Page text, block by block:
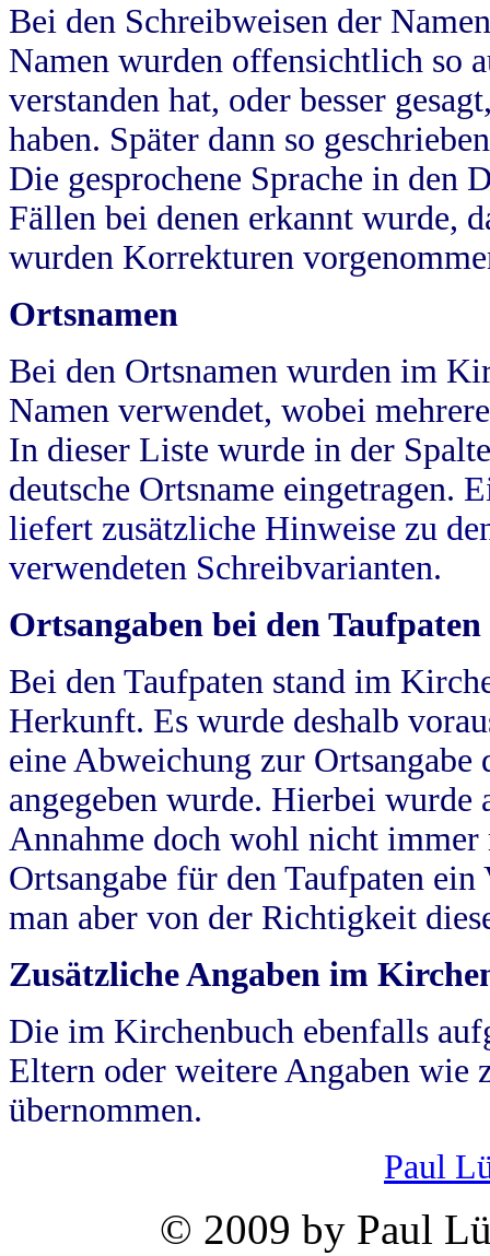
Bei den Schreibweisen der
Namen wurden offensichtlich so
verstanden hat, oder besser
haben. Später dann so
Die gesprochene Sprache in
Fällen bei denen erkannt wurde,
wurden Korrekturen
Ortsnamen
Bei den Ortsnamen wurden im
Namen verwendet, wobei
In dieser Liste wurde in der
deutsche Ortsname eingetragen.
liefert zusätzliche Hinweise zu
verwendeten Schreibvarianten.
Ortsangaben bei den Taufpaten
Bei den Taufpaten stand im
Herkunft. Es wurde deshalb
eine Abweichung zur
angegeben wurde. Hierbei wurde
Annahme doch wohl nicht
Ortsangabe für den Taufpaten
man aber von der Richtigkeit
Zusätzliche Angaben im
Die im Kirchenbuch ebenfalls
Eltern oder weitere Angaben wie
übernommen.
Paul
© 2009 by Paul